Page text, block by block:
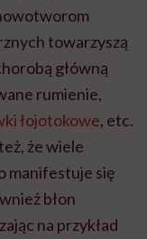
towarzyszą
główną
rumienie,
łojotokowe, etc.
że wiele
manifestuje się
błon
na przykład